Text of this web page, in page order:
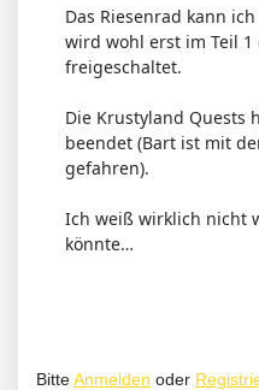
Das Riesenrad kann
wird wohl erst im Teil
freigeschaltet.
Die Krustyland Quests
beendet (Bart ist mit
gefahren).
Ich weiß wirklich nicht
könnte…
BitteAnmelden oder